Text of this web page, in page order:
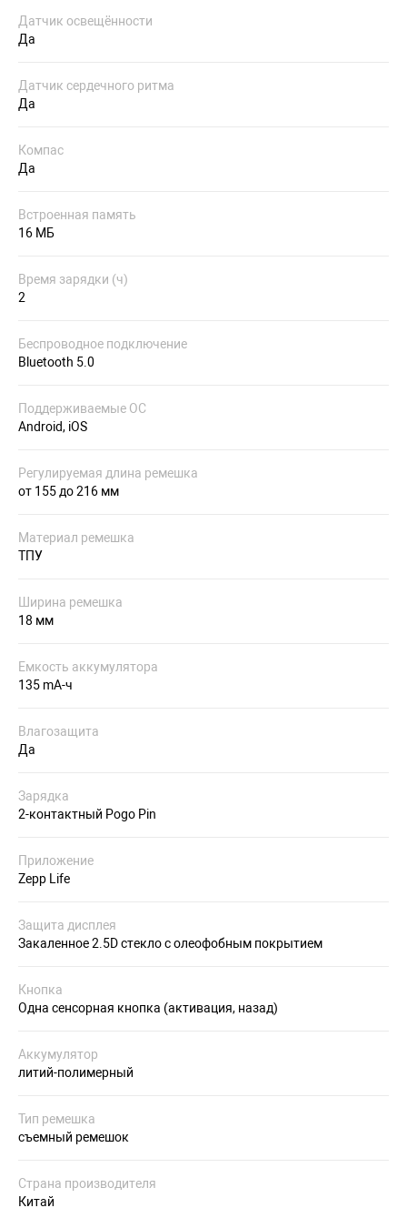
Датчик освещённости
Да
Датчик сердечного ритма
Да
Компас
Да
Встроенная память
16 МБ
Время зарядки (ч)
2
Беспроводное подключение
Bluetooth 5.0
Поддерживаемые ОС
Android, iOS
Регулируемая длина ремешка
от 155 до 216 мм
Материал ремешка
ТПУ
Ширина ремешка
18 мм
Емкость аккумулятора
135 mA-ч
Влагозащита
Да
Зарядка
2-контактный Pogo Pin
Приложение
Zepp Life
Защита дисплея
Закаленное 2.5D стекло с олеофобным покрытием
Кнопка
Одна сенсорная кнопка (активация, назад)
Аккумулятор
литий-полимерный
Тип ремешка
съемный ремешок
Страна производителя
Китай